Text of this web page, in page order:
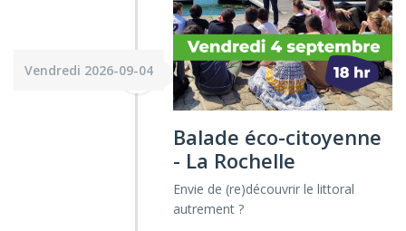
Vendredi 2026-09-04
Balade éco-citoyenne
- La Rochelle
Envie de (re)découvrir le littoral
autrement ?